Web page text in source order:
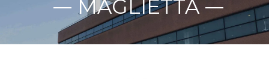
MAGLIETTA